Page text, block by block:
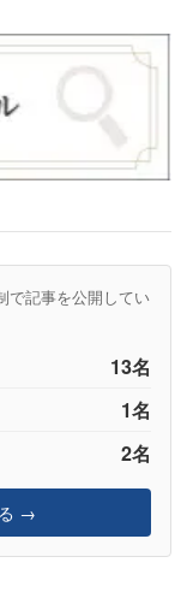
で記事を公開してい
13名
1名
2名
→